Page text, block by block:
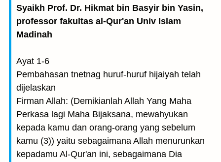
Syaikh Prof. Dr. Hikmat bin Basyir bin Yasin,
professor fakultas al-Qur'an Univ Islam
Madinah
Ayat 1-6
Pembahasan tnetnag huruf-huruf hijaiyah telah
dijelaskan
Firman Allah: (Demikianlah Allah Yang Maha
Perkasa lagi Maha Bijaksana, mewahyukan
kepada kamu dan orang-orang yang sebelum
kamu (3)) yaitu sebagaimana Allah menurunkan
kepadamu Al-Qur'an ini, sebagaimana Dia